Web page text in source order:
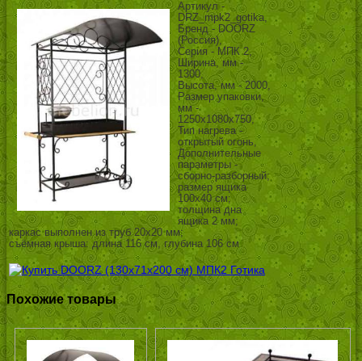
Артикул -
DRZ_mpk2_gotika,
Бренд - DOORZ
(Россия),
Серия - МПК 2,
Ширина, мм -
1300,
Высота, мм - 2000,
Размер упаковки,
мм -
1250х1080х750,
Тип нагрева -
открытый огонь,
Дополнительные
параметры -
сборно-разборный;
размер ящика
100х40 см;
толщина дна
ящика 2 мм;
каркас выполнен из труб 20х20 мм;
съёмная крыша: длина 116 см, глубина 106 см
Похожие товары